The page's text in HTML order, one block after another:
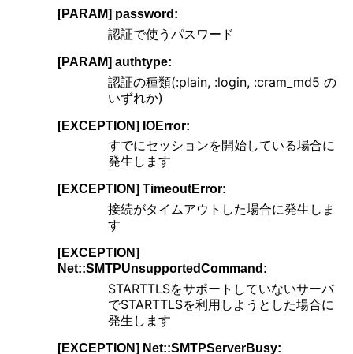
[PARAM] password:
認証で使うパスワード
[PARAM] authtype:
認証の種類(:plain, :login, :cram_md5 の
いずれか)
[EXCEPTION] IOError:
すでにセッションを開始している場合に
発生します
[EXCEPTION] TimeoutError:
接続がタイムアウトした場合に発生しま
す
[EXCEPTION]
Net::SMTPUnsupportedCommand:
STARTTLSをサポートしていないサーバ
でSTARTTLSを利用しようとした場合に
発生します
[EXCEPTION] Net::SMTPServerBusy: